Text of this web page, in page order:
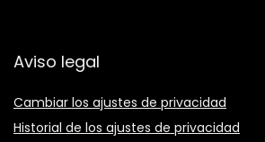
Aviso legal
Cambiar los ajustes de privacidad
Historial de los ajustes de privacidad